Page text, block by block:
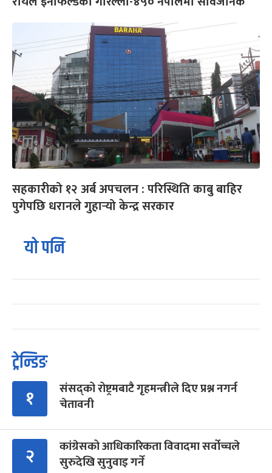
सहकारीको १२ अर्ब अपचलन : परिस्थिति काबु बाहिर
पुगेपछि धरानले गुहार्‍यो केन्द्र सरकार
यो पनि
ट्रेन्डिङ
१
संसद्को रोष्ट्रमबाटै गृहमन्त्रीले दिए प्रश्न नगर्न
चेतावनी
२
कांग्रेसको आधिकारिकता विवादमा सर्वोच्चले
सुरुदेखि सुनुवाइ गर्ने